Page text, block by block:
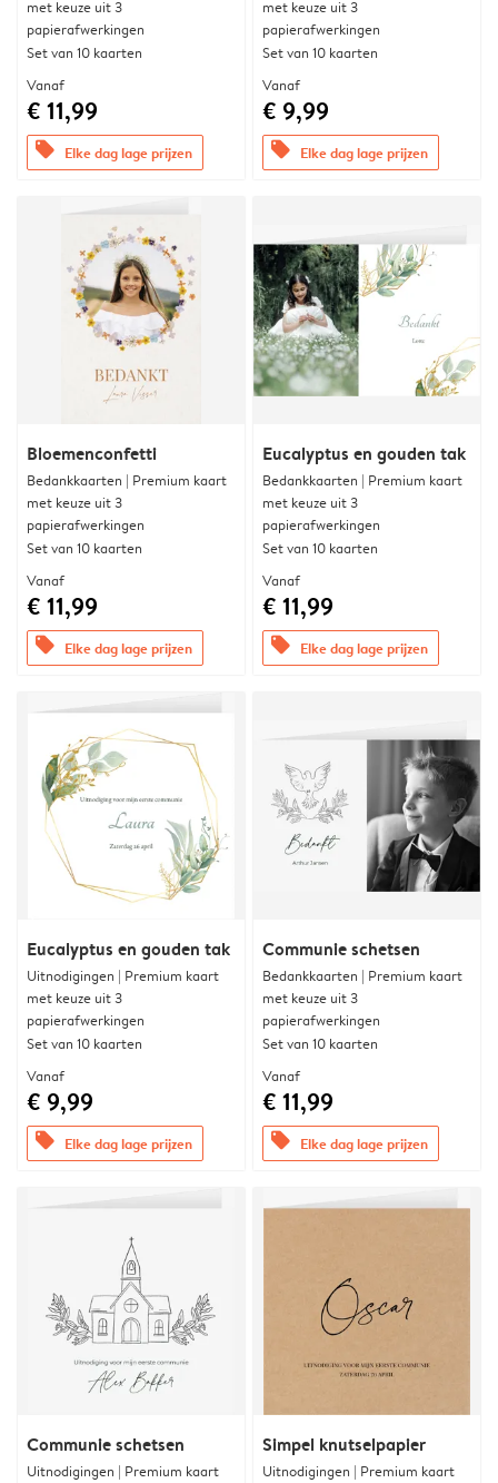
met keuze uit 3
papierafwerkingen
Set van 10 kaarten
Vanaf
€ 11,99
offers Elke dag lage prijzen
met keuze uit 3
papierafwerkingen
Set van 10 kaarten
Vanaf
€ 9,99
offers Elke dag lage prijzen
Bloemenconfetti
Bedankkaarten | Premium kaart
met keuze uit 3
papierafwerkingen
Set van 10 kaarten
Vanaf
€ 11,99
offers Elke dag lage prijzen
Eucalyptus en gouden tak
Bedankkaarten | Premium kaart
met keuze uit 3
papierafwerkingen
Set van 10 kaarten
Vanaf
€ 11,99
offers Elke dag lage prijzen
Eucalyptus en gouden tak
Uitnodigingen | Premium kaart
met keuze uit 3
papierafwerkingen
Set van 10 kaarten
Vanaf
€ 9,99
offers Elke dag lage prijzen
Communie schetsen
Bedankkaarten | Premium kaart
met keuze uit 3
papierafwerkingen
Set van 10 kaarten
Vanaf
€ 11,99
offers Elke dag lage prijzen
Communie schetsen
Uitnodigingen | Premium kaart
Simpel knutselpapier
Uitnodigingen | Premium kaart